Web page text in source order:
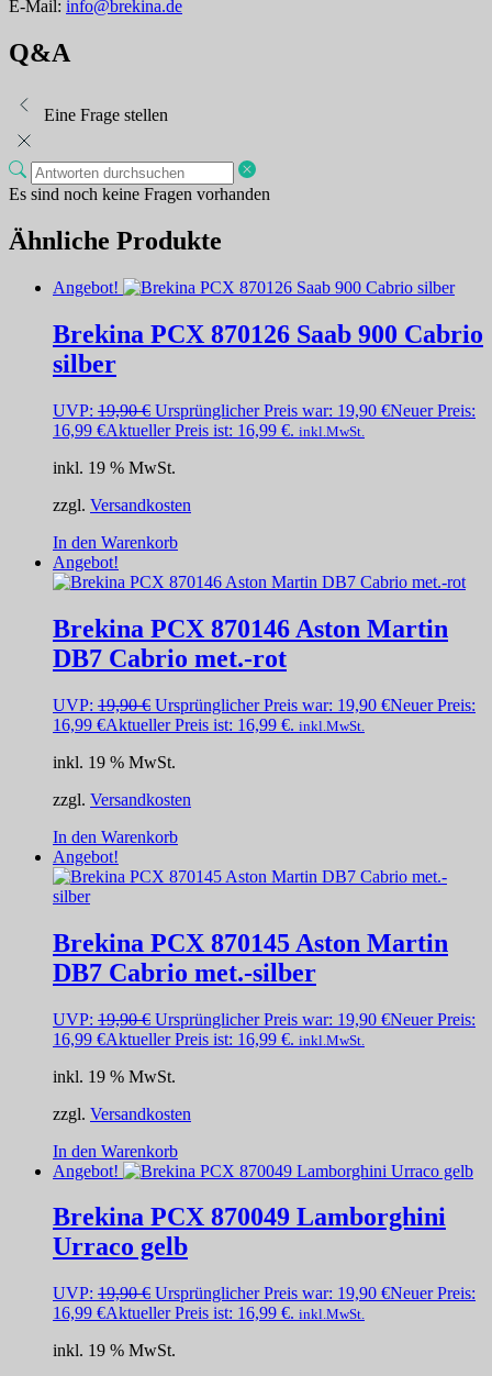
E-Mail: info@brekina.de
Q&A
Eine Frage stellen
Es sind noch keine Fragen vorhanden
Ähnliche Produkte
Angebot!
Brekina PCX 870126 Saab 900 Cabrio
silber
UVP: 19,90€ Ursprünglicher Preis war: 19,90 €Neuer Preis:
16,99 €Aktueller Preis ist: 16,99 €. inkl.MwSt.
inkl. 19 % MwSt.
zzgl. Versandkosten
In den Warenkorb
Angebot!
Brekina PCX 870146 Aston Martin
DB7 Cabrio met.-rot
UVP: 19,90€ Ursprünglicher Preis war: 19,90 €Neuer Preis:
16,99 €Aktueller Preis ist: 16,99 €. inkl.MwSt.
inkl. 19 % MwSt.
zzgl. Versandkosten
In den Warenkorb
Angebot!
Brekina PCX 870145 Aston Martin
DB7 Cabrio met.-silber
UVP: 19,90€ Ursprünglicher Preis war: 19,90 €Neuer Preis:
16,99 €Aktueller Preis ist: 16,99 €. inkl.MwSt.
inkl. 19 % MwSt.
zzgl. Versandkosten
In den Warenkorb
Angebot!
Brekina PCX 870049 Lamborghini
Urraco gelb
UVP: 19,90€ Ursprünglicher Preis war: 19,90 €Neuer Preis:
16,99 €Aktueller Preis ist: 16,99 €. inkl.MwSt.
inkl. 19 % MwSt.